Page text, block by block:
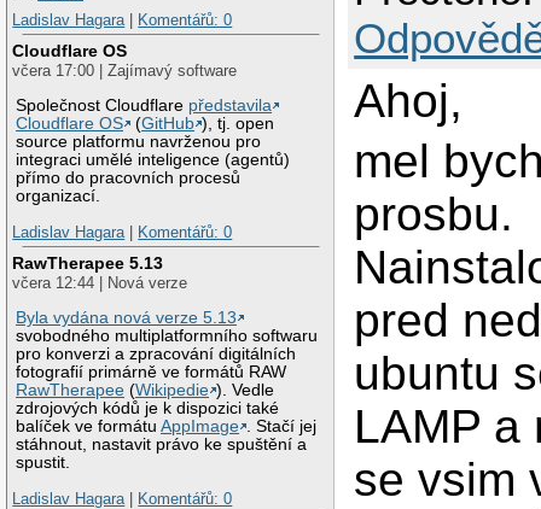
Ladislav Hagara
Komentářů: 0
Cloudflare OS
včera 17:00 | Zajímavý software
Společnost Cloudflare představila
Cloudflare OS
(GitHub ), tj. open
source platformu navrženou pro
integraci umělé inteligence (agentů)
přímo do pracovních procesů
organizací.
Ladislav Hagara
Komentářů: 0
RawTherapee 5.13
včera 12:44 | Nová verze
Byla vydána nová verze 5.13
svobodného multiplatformního softwaru
pro konverzi a zpracování digitálních
fotografií primárně ve formátů RAW
RawTherapee (Wikipedie ). Vedle
zdrojových kódů je k dispozici také
balíček ve formátuAppImage . Stačí jej
stáhnout, nastavit právo ke spuštění a
spustit.
Ladislav Hagara
Komentářů: 0
Ahoj,
mel
prosbu.
pred
ubuntu
LAMP a
se vsim